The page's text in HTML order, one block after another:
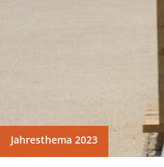
Jahresthema 2023
Jahresthema 2023
Jahresthema 2023
Jahresthema 2023
Jahresthema 2023
Jahresthema 2023